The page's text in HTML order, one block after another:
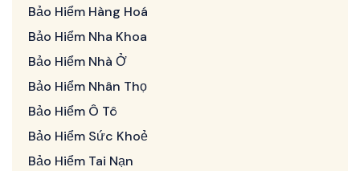
Bảo Hiểm Hàng Hoá
Bảo Hiểm Nha Khoa
Bảo Hiểm Nhà Ở
Bảo Hiểm Nhân Thọ
Bảo Hiểm Ô Tô
Bảo Hiểm Sức Khoẻ
Bảo Hiểm Tai Nạn